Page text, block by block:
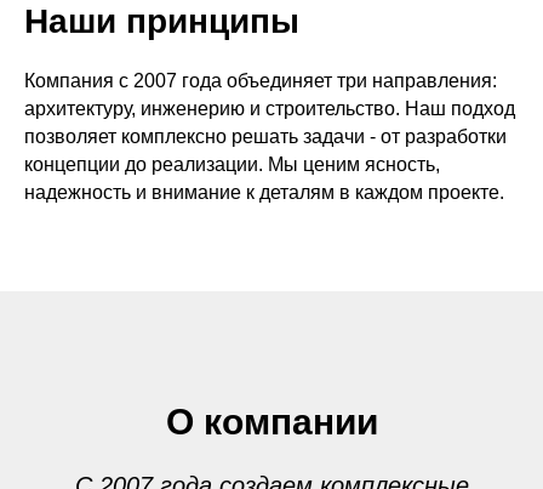
Наши принципы
Компания с 2007 года объединяет три направления:
архитектуру, инженерию и строительство. Наш подход
позволяет комплексно решать задачи - от разработки
концепции до реализации. Мы ценим ясность,
надежность и внимание к деталям в каждом проекте.
О компании